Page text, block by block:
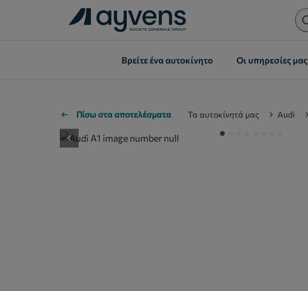
Βρείτε ένα αυτοκίνητo Οι υπηρεσίες μας
Πίσω στα αποτελέσματα Τα αυτοκίνητά μας Audi
button.previous